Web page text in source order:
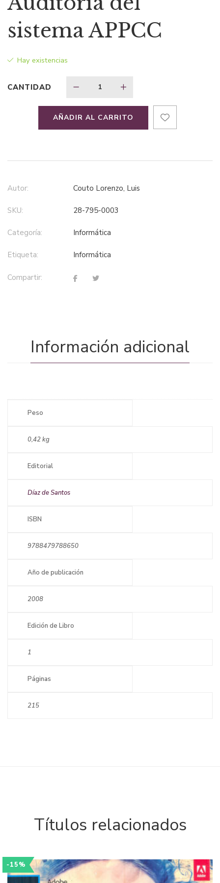
original
era:
$59,64.
actual
es:
sistema APPCC
Hay existencias
CANTIDAD
AÑADIR AL CARRITO
Autor: Couto Lorenzo, Luis
SKU: 28-795-0003
Categoría: informática
Etiqueta: informática
Compartir:
Información adicional
Peso
0,42 kg
Editorial
Díaz de Santos
ISBN
9788479788650
Año de publicación
2008
Edición de Libro
1
Páginas
215
Títulos relacionados
-15%